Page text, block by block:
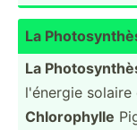
La
La
l'énergie solaire
Chloro­phylle